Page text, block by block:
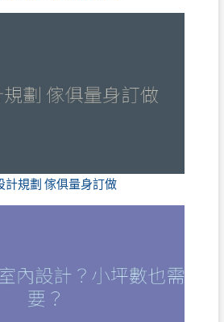
計規劃 傢俱量身訂做